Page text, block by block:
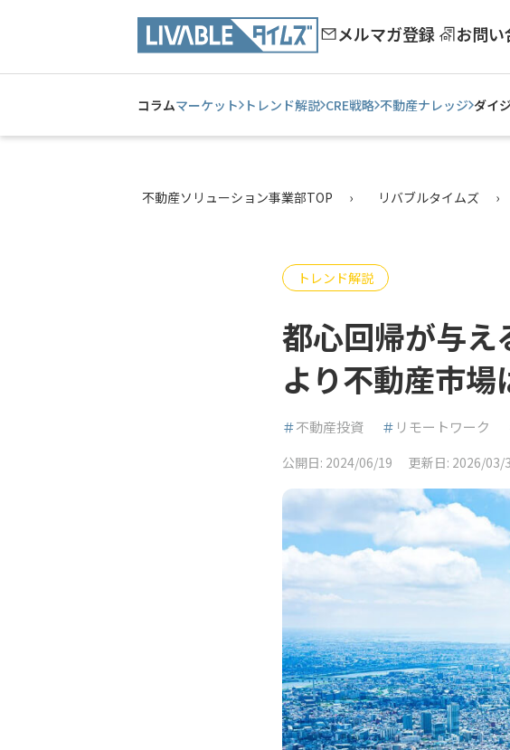
メルマガ登録 お問
コラムマーケット トレンド解説 CRE戦略 不動産ナレッジ ダイ
不動産ソリューション事業部TOP リバブルタイムズ
トレンド解説
都心回帰が与え
より不動産市場
＃不動産投資 ＃ リモートワーク
公開日: 2024/06/19 更新日: 2026/03/